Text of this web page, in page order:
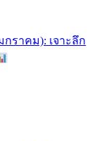
ราคม): เจาะลึก